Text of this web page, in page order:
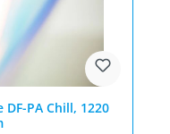
PA Chill, 1220